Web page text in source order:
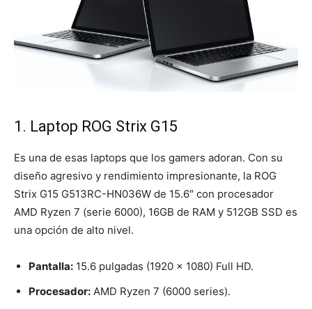
1. Laptop ROG Strix G15
Es una de esas laptops que los gamers adoran. Con su
diseño agresivo y rendimiento impresionante, la ROG
Strix G15 G513RC-HN036W de 15.6″ con procesador
AMD Ryzen 7 (serie 6000), 16GB de RAM y 512GB SSD es
una opción de alto nivel.
Pantalla: 15.6 pulgadas (1920 x 1080) Full HD.
Procesador: AMD Ryzen 7 (6000 series).